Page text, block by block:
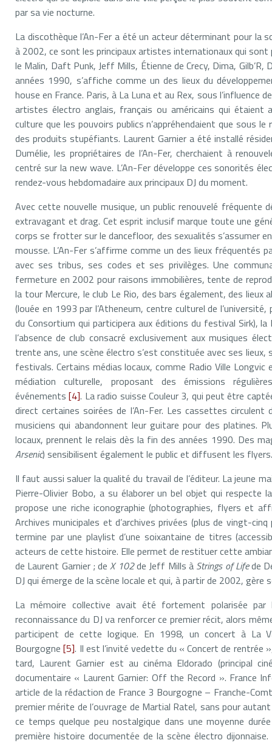
par sa vie nocturne.
La discothèque l’An-Fer a été un acteur déterminant pour la
à 2002, ce sont les principaux artistes internationaux qui sont
le Malin, Daft Punk, Jeff Mills, Étienne de Crecy, Dima,
années 1990, s’affiche comme un des lieux du
house en France. Paris, à La Luna et au Rex, sous l’influence
artistes électro anglais, français ou américains qui étaient
culture que les pouvoirs publics n’appréhendaient que sous
des produits stupéfiants. Laurent Garnier a été installé
Dumélie, les propriétaires de l’An-Fer, cherchaient à
centré sur la new wave. L’An-Fer développe ces sonorités
rendez-vous hebdomadaire aux principaux DJ du moment.
Avec cette nouvelle musique, un public renouvelé fréquente
extravagant et drag. Cet esprit inclusif marque toute une
corps se frotter sur le dancefloor, des sexualités s’assumer
mousse. L’An-Fer s’affirme comme un des lieux fréquentés
avec ses tribus, ses codes et ses privilèges. Une
fermeture en 2002 pour raisons immobilières, tente de
la tour Mercure, le club Le Rio, des bars également, des lieux
(louée en 1993 par l’Atheneum, centre culturel de
du Consortium qui participera aux éditions du festival Sirk), la
l’absence de club consacré exclusivement aux musiques
trente ans, une scène électro s’est constituée avec ses
festivals. Certains médias locaux, comme Radio Ville
médiation culturelle, proposant des émissions
événements[4]. La radio suisse Couleur 3, qui peut être
direct certaines soirées de l’An-Fer. Les cassettes
musiciens qui abandonnent leur guitare pour des platines.
locaux, prennent le relais dès la fin des années 1990. Des
Arsenic) sensibilisent également le public et diffusent les flyers.
Il faut aussi saluer la qualité du travail de l’éditeur. La jeune
Pierre-Olivier Bobo, a su élaborer un bel objet qui respecte
propose une riche iconographie (photographies, flyers et
Archives municipales et d’archives privées (plus de vingt-
termine par une playlist d’une soixantaine de titres
acteurs de cette histoire. Elle permet de restituer cette
de Laurent Garnier ; deX 102de Jeff Mills à Strings of Lifede
DJ qui émerge de la scène locale et qui, à partir de 2002, gère
La mémoire collective avait été fortement polarisée
reconnaissance du DJ va renforcer ce premier récit, alors
participent de cette logique. En 1998, un concert à La
Bourgogne[5]. Il est l’invité vedette du « Concert de rentrée
tard, Laurent Garnier est au cinéma Eldorado (principal
documentaire « Laurent Garnier: Off the Record ». France
article de la rédaction de France 3 Bourgogne – Franche-
premier mérite de l’ouvrage de Martial Ratel, sans pour
ce temps quelque peu nostalgique dans une moyenne
première histoire documentée de la scène électro